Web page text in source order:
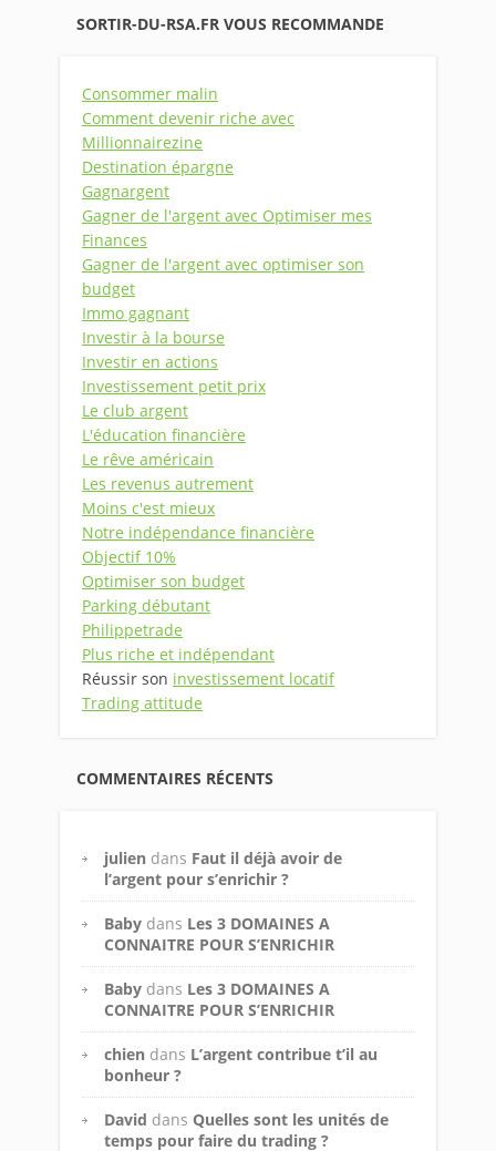
SORTIR-DU-RSA.FR VOUS RECOMMANDE
Consommer malin
Comment devenir riche avec
Millionnairezine
Destination épargne
Gagnargent
Gagner de l'argent avec Optimiser mes
Finances
Gagner de l'argent avec optimiser son
budget
Immo gagnant
Investir à la bourse
Investir en actions
Investissement petit prix
Le club argent
L'éducation financière
Le rêve américain
Les revenus autrement
Moins c'est mieux
Notre indépendance financière
Objectif 10%
Optimiser son budget
Parking débutant
Philippetrade
Plus riche et indépendant
Réussir son investissement locatif
Trading attitude
COMMENTAIRES RÉCENTS
julien dans Faut il déjà avoir de
l’argent pour s’enrichir ?
Baby dans Les 3 DOMAINES A
CONNAITRE POUR S’ENRICHIR
Baby dans Les 3 DOMAINES A
CONNAITRE POUR S’ENRICHIR
chien dans L’argent contribue t’il au
bonheur ?
David dans Quelles sont les unités de
temps pour faire du trading ?